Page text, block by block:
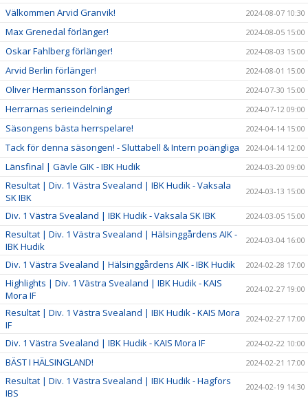
Välkommen Arvid Granvik! 2024-08-07 10:30
Max Grenedal förlänger! 2024-08-05 15:00
Oskar Fahlberg förlänger! 2024-08-03 15:00
Arvid Berlin förlänger! 2024-08-01 15:00
Oliver Hermansson förlänger! 2024-07-30 15:00
Herrarnas serieindelning! 2024-07-12 09:00
Säsongens bästa herrspelare! 2024-04-14 15:00
Tack för denna säsongen! - Sluttabell & Intern poängliga 2024-04-14 12:00
Länsfinal | Gävle GIK - IBK Hudik 2024-03-20 09:00
Resultat | Div. 1 Västra Svealand | IBK Hudik - Vaksala
SK IBK
2024-03-13 15:00
Div. 1 Västra Svealand | IBK Hudik - Vaksala SK IBK 2024-03-05 15:00
Resultat | Div. 1 Västra Svealand | Hälsinggårdens AIK -
IBK Hudik
2024-03-04 16:00
Div. 1 Västra Svealand | Hälsinggårdens AIK - IBK Hudik 2024-02-28 17:00
Highlights | Div. 1 Västra Svealand | IBK Hudik - KAIS
Mora IF
2024-02-27 19:00
Resultat | Div. 1 Västra Svealand | IBK Hudik - KAIS Mora
IF
2024-02-27 17:00
Div. 1 Västra Svealand | IBK Hudik - KAIS Mora IF 2024-02-22 10:00
BÄST I HÄLSINGLAND! 2024-02-21 17:00
Resultat | Div. 1 Västra Svealand | IBK Hudik - Hagfors
IBS
2024-02-19 14:30